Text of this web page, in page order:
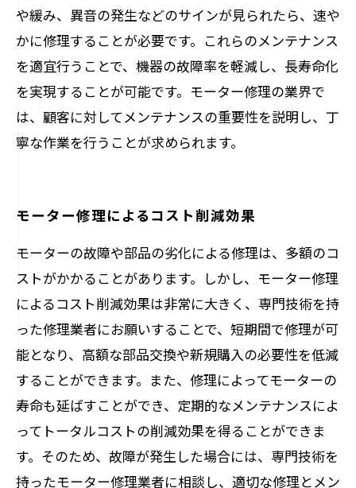
や緩み、異音の発生などのサインが見られたら、速や
かに修理することが必要です。これらのメンテナンス
を適宜行うことで、機器の故障率を軽減し、長寿命化
を実現することが可能です。モーター修理の業界で
は、顧客に対してメンテナンスの重要性を説明し、丁
寧な作業を行うことが求められます。
モーター修理によるコスト削減効果
モーターの故障や部品の劣化による修理は、多額のコ
ストがかかることがあります。しかし、モーター修理
によるコスト削減効果は非常に大きく、専門技術を持
った修理業者にお願いすることで、短期間で修理が可
能となり、高額な部品交換や新規購入の必要性を低減
することができます。また、修理によってモーターの
寿命も延ばすことができ、定期的なメンテナンスによ
ってトータルコストの削減効果を得ることができま
す。そのため、故障が発生した場合には、専門技術を
持ったモーター修理業者に相談し、適切な修理とメン